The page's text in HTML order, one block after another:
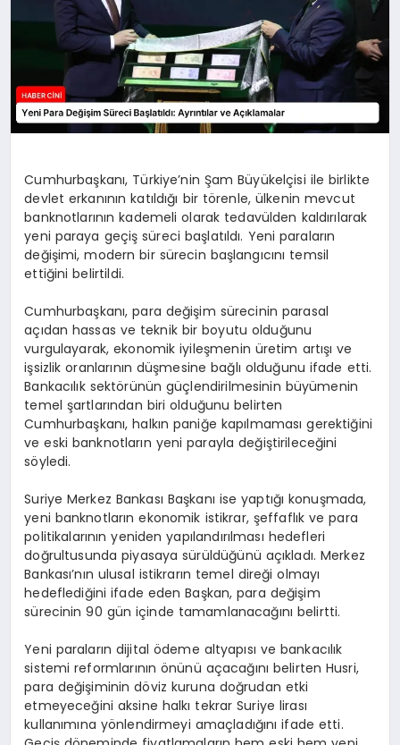
GÜNDEM
Cumhurbaşkanı, Türkiye’nin Şam Büyükelçisi ile birlikte
devlet erkanının katıldığı bir törenle, ülkenin mevcut
banknotlarının kademeli olarak tedavülden kaldırılarak
yeni paraya geçiş süreci başlatıldı. Yeni paraların
değişimi, modern bir sürecin başlangıcını temsil
ettiğini belirtildi.
Cumhurbaşkanı, para değişim sürecinin parasal
açıdan hassas ve teknik bir boyutu olduğunu
vurgulayarak, ekonomik iyileşmenin üretim artışı ve
işsizlik oranlarının düşmesine bağlı olduğunu ifade etti.
Bankacılık sektörünün güçlendirilmesinin büyümenin
temel şartlarından biri olduğunu belirten
Cumhurbaşkanı, halkın paniğe kapılmaması gerektiğini
ve eski banknotların yeni parayla değiştirileceğini
söyledi.
Suriye Merkez Bankası Başkanı ise yaptığı konuşmada,
yeni banknotların ekonomik istikrar, şeffaflık ve para
politikalarının yeniden yapılandırılması hedefleri
doğrultusunda piyasaya sürüldüğünü açıkladı. Merkez
Bankası’nın ulusal istikrarın temel direği olmayı
hedeflediğini ifade eden Başkan, para değişim
sürecinin 90 gün içinde tamamlanacağını belirtti.
Yeni paraların dijital ödeme altyapısı ve bankacılık
sistemi reformlarının önünü açacağını belirten Husri,
para değişiminin döviz kuruna doğrudan etki
etmeyeceğini aksine halkı tekrar Suriye lirası
kullanımına yönlendirmeyi amaçladığını ifade etti.